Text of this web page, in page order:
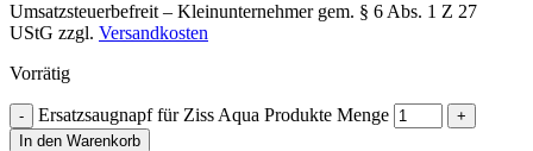
Umsatzsteuerbefreit – Kleinunternehmer gem. § 6 Abs. 1 Z 27
UStG zzgl. Versandkosten
Vorrätig
Ersatzsaugnapf für Ziss Aqua Produkte Menge
In den Warenkorb